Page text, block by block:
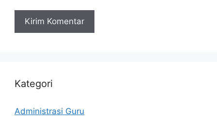
Kategori
Administrasi Guru